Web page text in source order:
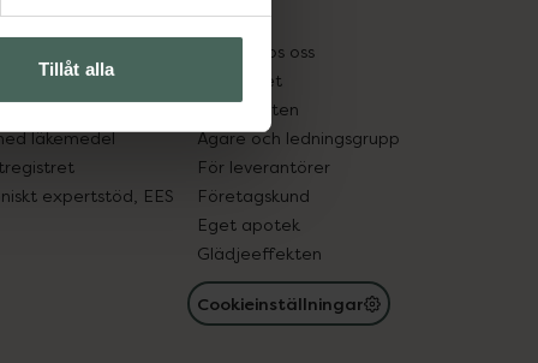
Tillåt alla
in gammal medicin
läkemedel
expertstöd, EES
Pressrum
Jobba hos oss
Hållbarhet
Samarbeten
Ägare och ledningsgrupp
För leverantörer
Företagskund
Eget apotek
Glädjeeffekten
Cookieinställningar